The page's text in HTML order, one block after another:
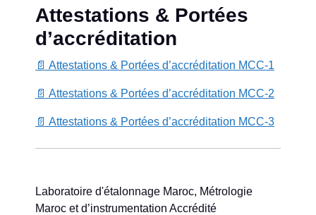
Attestations & Portées
d’accréditation
📄 Attestations & Portées d’accréditation MCC-1
📄 Attestations & Portées d’accréditation MCC-2
📄 Attestations & Portées d’accréditation MCC-3
Laboratoire d'étalonnage Maroc, Métrologie
Maroc et d’instrumentation Accrédité